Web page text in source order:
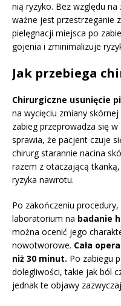
nią ryzyko. Bez względu
ważne jest przestrzeganie
pielęgnacji miejsca po
gojenia i zminimalizuje
Jak przebiega
Chirurgiczne usunięcie
na wycięciu zmiany
zabieg przeprowadza się w
sprawia, że pacjent czuje
chirurg starannie nacina
razem z otaczającą
ryzyka nawrotu.
Po zakończeniu
laboratorium na badanie
można ocenić jego
nowotworowe. Cała
niż 30 minut. Po zabiegu
dolegliwości, takie jak ból
jednak te objawy